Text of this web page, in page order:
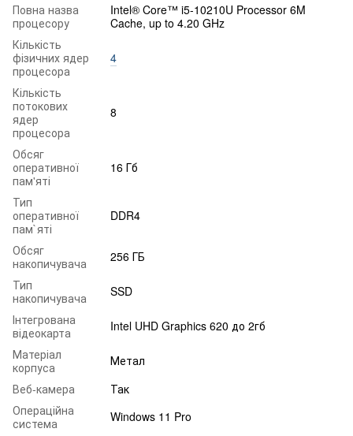
Повна назва
процесору
Intel® Core™ i5-10210U Processor 6M
Cache, up to 4.20 GHz
Кількість
фізичних ядер
процесора
4
Кількість
потокових
ядер
процесора
8
Обсяг
оперативної
пам'яті
16 Гб
Тип
оперативної
пам`яті
DDR4
Обсяг
накопичувача
256 ГБ
Тип
накопичувача
SSD
Інтегрована
відеокарта
Intel UHD Graphics 620 до 2гб
Матеріал
корпуса
Метал
Веб-камера
Так
Операційна
система
Windows 11 Pro